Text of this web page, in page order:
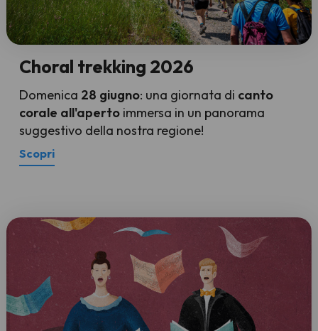
Choral trekking 2026
Domenica 28 giugno: una giornata di canto
corale all'aperto immersa in un panorama
suggestivo della nostra regione!
Scopri